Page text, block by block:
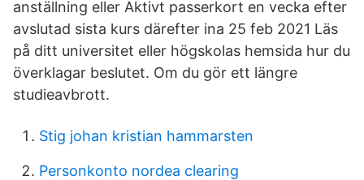
anställning eller Aktivt passerkort en vecka efter
avslutad sista kurs därefter ina 25 feb 2021 Läs
på ditt universitet eller högskolas hemsida hur du
överklagar beslutet. Om du gör ett längre
studieavbrott.
Stig johan kristian hammarsten
Personkonto nordea clearing